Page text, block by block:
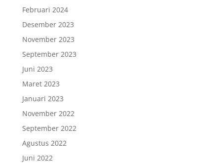
Februari 2024
Desember 2023
November 2023
September 2023
Juni 2023
Maret 2023
Januari 2023
November 2022
September 2022
Agustus 2022
Juni 2022